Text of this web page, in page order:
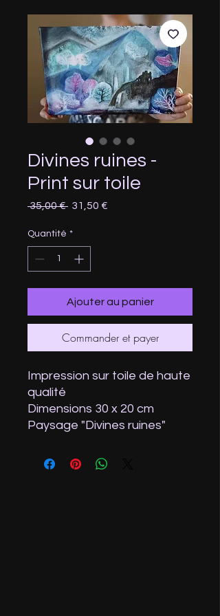
Divines ruines -
Print sur toile
35,00 € Prix
31,50 €
Quantité *
Ajouter au panier
Commander et payer
Impression sur toile de haute
qualité
Dimensions 30 x 20 cm
Paysage "Divines ruines"